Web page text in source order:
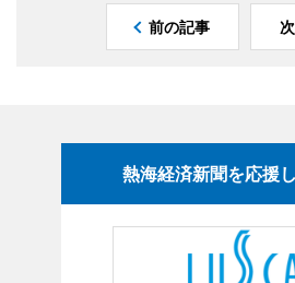
前の記事
熱海経済新聞を応援